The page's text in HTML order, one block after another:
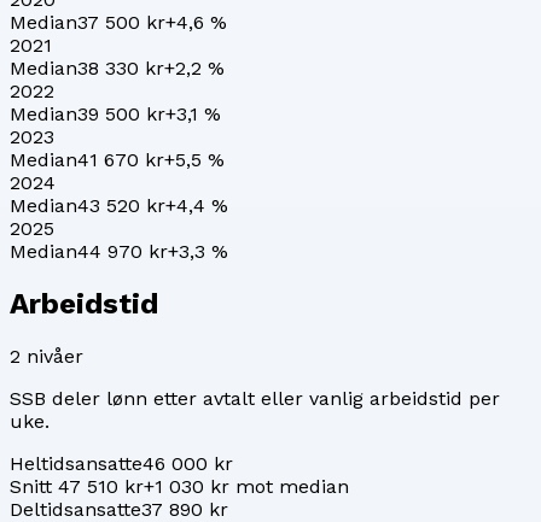
Median37 500 kr+4,6 %
2021
Median38 330 kr+2,2 %
2022
Median39 500 kr+3,1 %
2023
Median41 670 kr+5,5 %
2024
Median43 520 kr+4,4 %
2025
Median44 970 kr+3,3 %
Arbeidstid
2 nivåer
SSB deler lønn etter avtalt eller vanlig arbeidstid per
uke.
Heltidsansatte46 000 kr
Snitt 47 510 kr+1 030 kr mot median
Deltidsansatte37 890 kr